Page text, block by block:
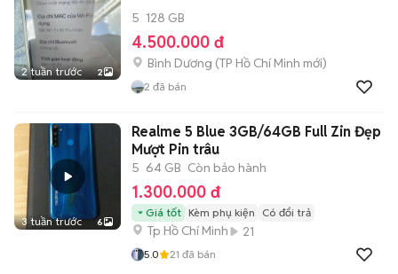
2 tuần trước 2
5 128 GB
4.500.000 đ
Bình Dương (TP Hồ Chí Minh mới)
2 đã bán
3 tuần trước 6
Realme 5 Blue 3GB/64GB Full Zin Đẹp
Mượt Pin trâu
5 64 GB Còn bảo hành
1.300.000 đ
Giá tốt Kèm phụ kiện Có đổi trả
Tp Hồ Chí Minh 21
5.0 21 đã bán